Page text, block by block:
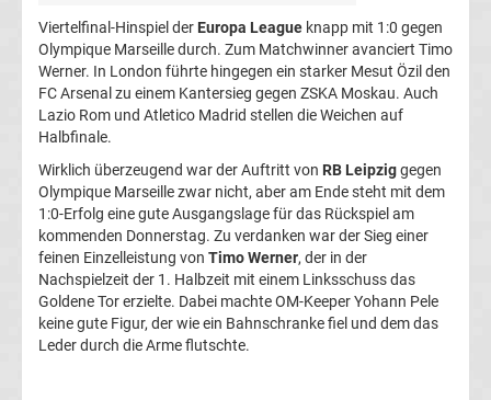
Europa
Conference
League
League
La
Viertelfinal-Hinspiel der Europa League knapp mit 1:0 gegen
Olympique Marseille durch. Zum Matchwinner avanciert Timo
Werner. In London führte hingegen ein starker Mesut Özil den
FC Arsenal zu einem Kantersieg gegen ZSKA Moskau. Auch
Lazio Rom und Atletico Madrid stellen die Weichen auf
Halbfinale.
Wirklich überzeugend war der Auftritt von RB Leipziggegen
Olympique Marseille zwar nicht, aber am Ende steht mit dem
1:0-Erfolg eine gute Ausgangslage für das Rückspiel am
kommenden Donnerstag. Zu verdanken war der Sieg einer
feinen Einzelleistung von Timo Werner, der in der
Nachspielzeit der 1. Halbzeit mit einem Linksschuss das
Goldene Tor erzielte. Dabei machte OM-Keeper Yohann Pele
keine gute Figur, der wie ein Bahnschranke fiel und dem das
Leder durch die Arme flutschte.